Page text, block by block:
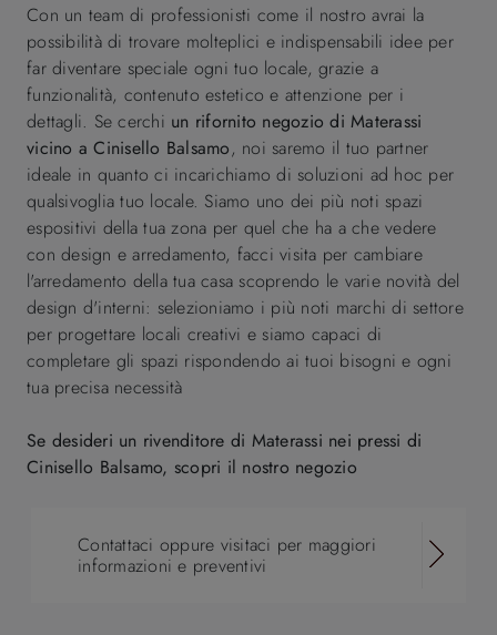
Con un team di professionisti come il nostro avrai la
possibilità di trovare molteplici e indispensabili idee per
far diventare speciale ogni tuo locale, grazie a
funzionalità, contenuto estetico e attenzione per i
dettagli. Se cerchi un rifornito negozio di Materassi
vicino a Cinisello Balsamo, noi saremo il tuo partner
ideale in quanto ci incarichiamo di soluzioni ad hoc per
qualsivoglia tuo locale. Siamo uno dei più noti spazi
espositivi della tua zona per quel che ha a che vedere
con design e arredamento, facci visita per cambiare
l'arredamento della tua casa scoprendo le varie novità del
design d'interni: selezioniamo i più noti marchi di settore
per progettare locali creativi e siamo capaci di
completare gli spazi rispondendo ai tuoi bisogni e ogni
tua precisa necessità
Se desideri un rivenditore di Materassi nei pressi di
Cinisello Balsamo, scopri il nostro negozio
Contattaci oppure visitaci per maggiori
informazioni e preventivi